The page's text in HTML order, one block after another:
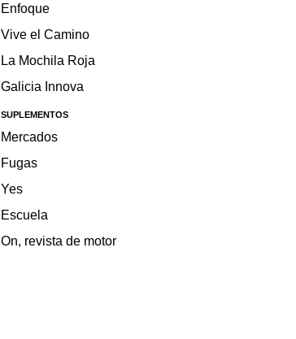
Enfoque
Vive el Camino
La Mochila Roja
Galicia Innova
SUPLEMENTOS
Mercados
Fugas
Yes
Escuela
On, revista de motor